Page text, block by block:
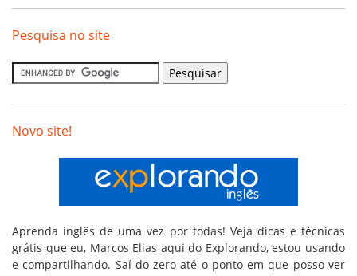
Pesquisa no site
Novo site!
Aprenda inglês de uma vez por todas! Veja dicas e técnicas
grátis que eu, Marcos Elias aqui do Explorando, estou usando
e compartilhando. Saí do zero até o ponto em que posso ver